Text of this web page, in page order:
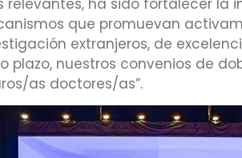
que promuevan
extranjeros, de
plazo, nuestros convenios de
as doctores/as”.